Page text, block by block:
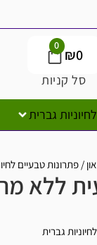
פתרונות
לחיוניות גברית/
מרשם |